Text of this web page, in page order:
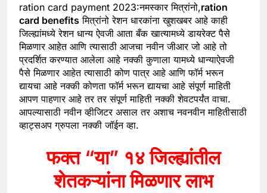
ration card payment 2023:नमस्कार मित्रांनो,ration
card benefits मित्रांनो रेशन धारकांना खुशखबर आहे काही
जिल्ह्यांमध्ये रेशन धान्य ऐवजी आता बँक खात्यामध्ये डायरेक्ट पैसे
मिळणार आहेत आणि त्यासाठी आजचा नवीन जीआर जो आहे तो
प्रदर्शित करण्यात आलेला आहे नक्की कुणाला यामध्ये धान्याऐवजी
पैसे मिळणार आहेत त्यासाठी कोण पात्र आहे आणि फॉर्म भरून
द्यायचा आहे नक्की कोणता फॉर्म भरून द्यायचा आहे संपूर्ण माहिती
आपण पाहणार आहे तर तर संपूर्ण माहिती नक्की शेवटपर्यंत वाचा.
आपल्यासाठी नवीन व्हीजिटर असाल तर अशाच नवनवीन माहितीसाठी
व्हाट्सअप ग्रुपला नक्की जॉईन व्हा.
फक्त “या” १४ जिल्ह्यांतील
शेतकऱ्यांना मिळणार लाभ